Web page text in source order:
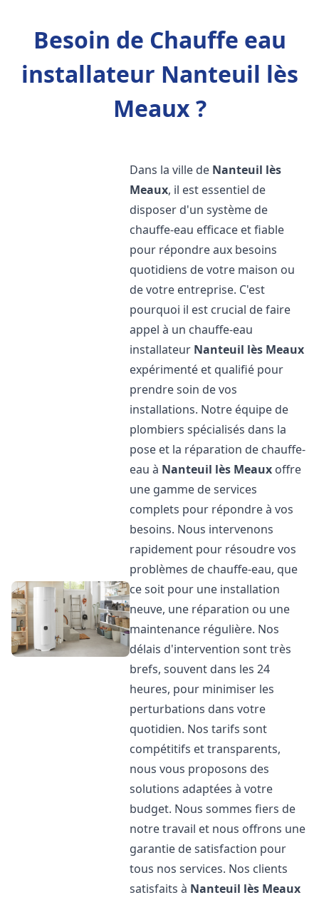
Besoin de Chauffe eau
installateur Nanteuil lès
Meaux ?
Dans la ville de Nanteuil lès
Meaux, il est essentiel de
disposer d'un système de
chauffe-eau efficace et fiable
pour répondre aux besoins
quotidiens de votre maison ou
de votre entreprise. C'est
pourquoi il est crucial de faire
appel à un chauffe-eau
installateur Nanteuil lès Meaux
expérimenté et qualifié pour
prendre soin de vos
installations. Notre équipe de
plombiers spécialisés dans la
pose et la réparation de chauffe-
eau à Nanteuil lès Meaux offre
une gamme de services
complets pour répondre à vos
besoins. Nous intervenons
rapidement pour résoudre vos
problèmes de chauffe-eau, que
ce soit pour une installation
neuve, une réparation ou une
maintenance régulière. Nos
délais d'intervention sont très
brefs, souvent dans les 24
heures, pour minimiser les
perturbations dans votre
quotidien. Nos tarifs sont
compétitifs et transparents,
nous vous proposons des
solutions adaptées à votre
budget. Nous sommes fiers de
notre travail et nous offrons une
garantie de satisfaction pour
tous nos services. Nos clients
satisfaits à Nanteuil lès Meaux